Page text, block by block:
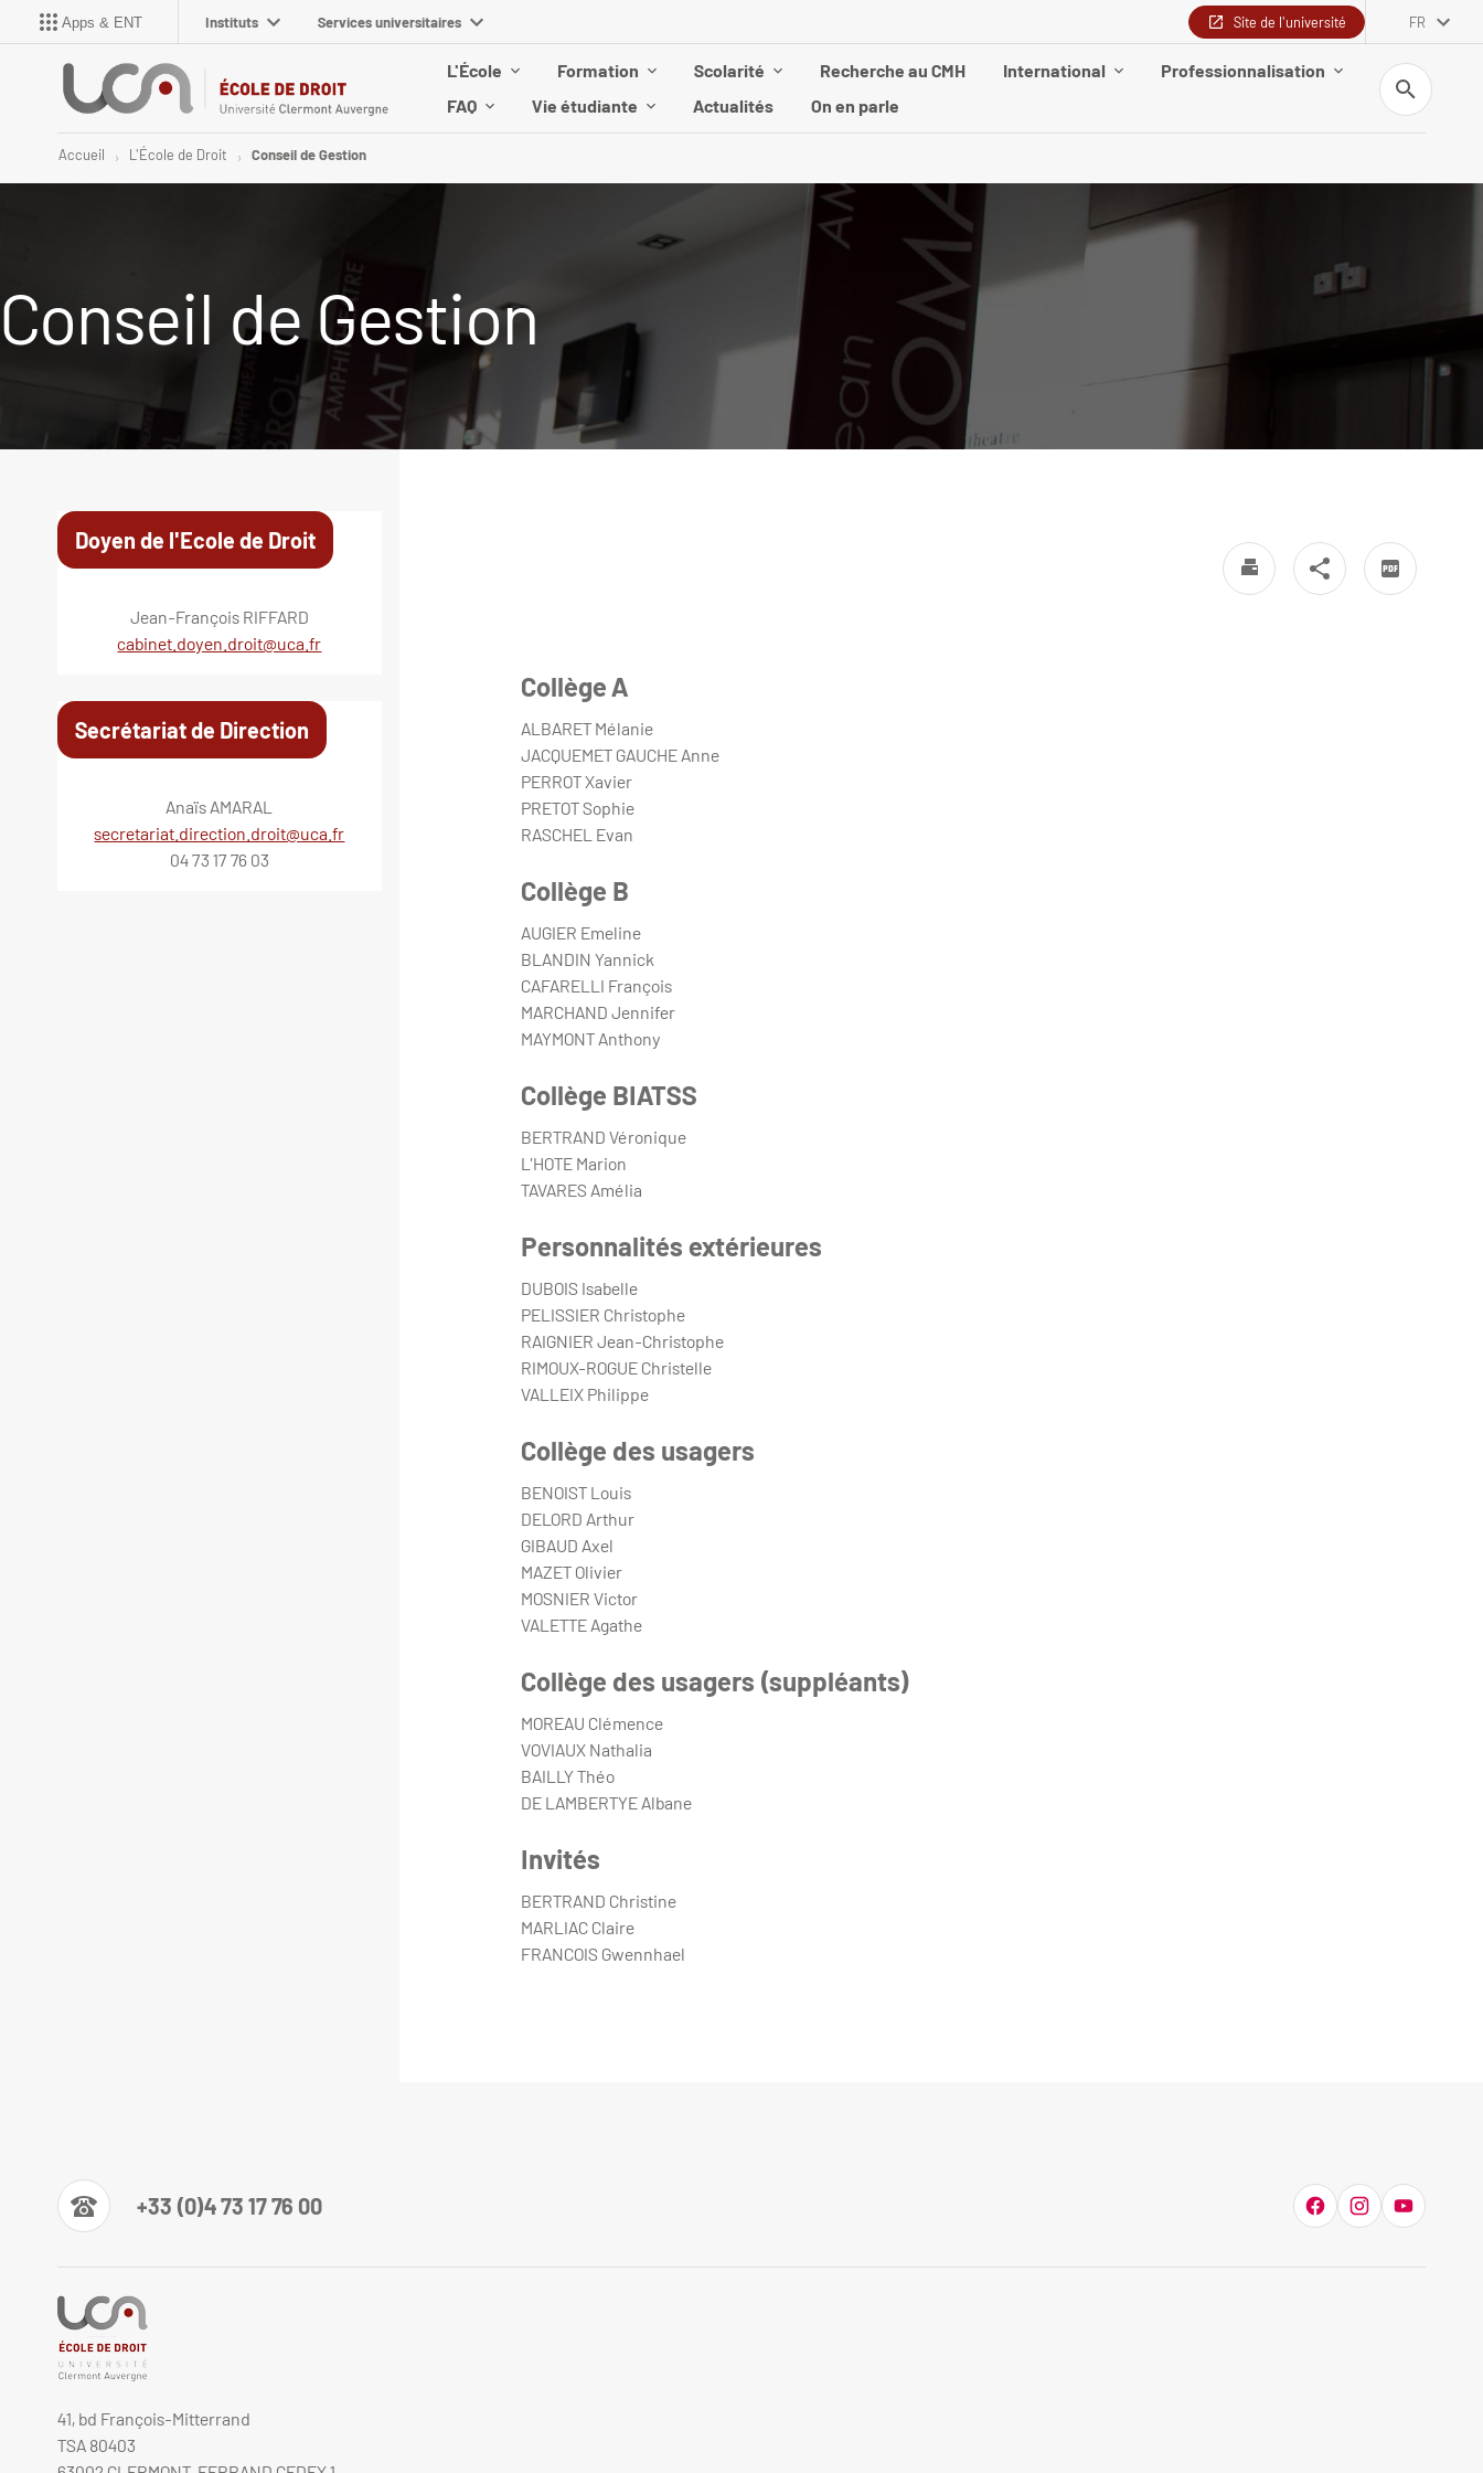
Apps & ENT Instituts Services universitaires Site de l'université FR
L'École Formation Scolarité Recherche au CMH International
Professionnalisation
FAQ
Vie étudiante Actualités On en parle
Recherche
Accueil L'École de Droit Conseil de Gestion
Conseil de Gestion
Collège A
ALBARET Mélanie
JACQUEMET GAUCHE Anne
PERROT Xavier
PRETOT Sophie
RASCHEL Evan
Collège B
AUGIER Emeline
BLANDIN Yannick
CAFARELLI François
MARCHAND Jennifer
MAYMONT Anthony
Collège BIATSS
BERTRAND Véronique
L'HOTE Marion
TAVARES Amélia
Personnalités extérieures
DUBOIS Isabelle
PELISSIER Christophe
RAIGNIER Jean-Christophe
RIMOUX-ROGUE Christelle
VALLEIX Philippe
Collège des usagers
BENOIST Louis
DELORD Arthur
GIBAUD Axel
MAZET Olivier
MOSNIER Victor
VALETTE Agathe
Collège des usagers (suppléants)
MOREAU Clémence
VOVIAUX Nathalia
BAILLY Théo
DE LAMBERTYE Albane
Invités
BERTRAND Christine
MARLIAC Claire
FRANCOIS Gwennhael
Doyen de l'Ecole de Droit
Jean-François RIFFARD
cabinet.doyen.droit@uca.fr
Secrétariat de Direction
Anaïs AMARAL
secretariat.direction.droit@uca.fr
04 73 17 76 03
+33 (0)4 73 17 76 00
41, bd François-Mitterrand
TSA 80403